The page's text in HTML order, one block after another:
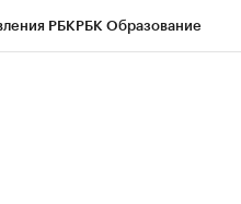
РБКРБК Образование